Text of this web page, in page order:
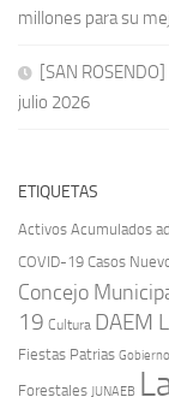
millones para su
[SAN
julio 2026
ETIQUETAS
Activos Acumulados
COVID-19 Casos
Concejo
19 Cultura DAEM
Fiestas Patrias
Forestales JUNAEB